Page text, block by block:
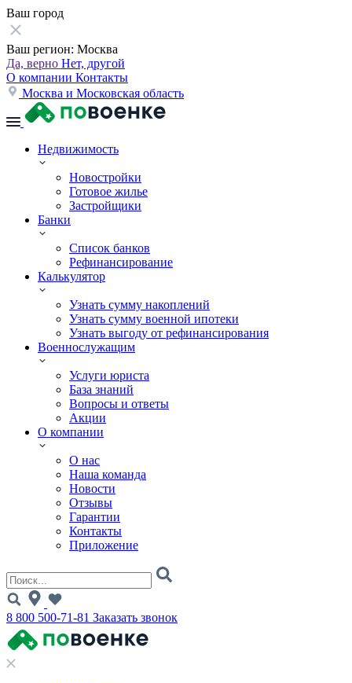
Ваш город
Ваш регион: Москва
Да, верно Нет, другой
О компании Контакты
Москва и Московская область
Недвижимость
Новостройки
Готовое жилье
Застройщики
Банки
Список банков
Рефинансирование
Калькулятор
Узнать сумму накоплений
Узнать сумму военной ипотеки
Узнать выгоду от рефинансирования
Военнослужащим
Услуги юриста
База знаний
Вопросы и ответы
Акции
О компании
О нас
Наша команда
Новости
Отзывы
Гарантии
Контакты
Приложение
8 800 500-71-81 Заказать звонок